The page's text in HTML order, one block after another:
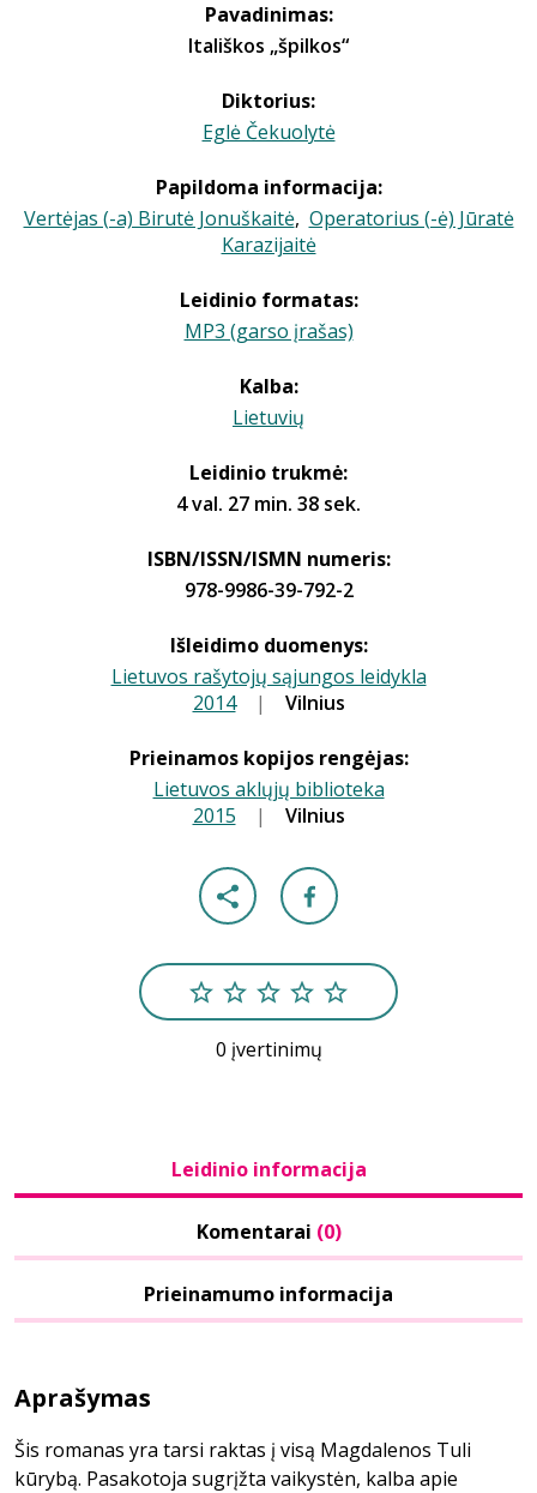
Pavadinimas:
Itališkos „špilkos“
Diktorius:
Eglė Čekuolytė
Papildoma informacija:
Vertėjas (-a) Birutė Jonuškaitė, Operatorius (-ė) Jūratė
Karazijaitė
Leidinio formatas:
MP3 (garso įrašas)
Kalba:
Lietuvių
Leidinio trukmė:
4 val. 27 min. 38 sek.
ISBN/ISSN/ISMN numeris:
978-9986-39-792-2
Išleidimo duomenys:
Lietuvos rašytojų sąjungos leidykla
2014 | Vilnius
Prieinamos kopijos rengėjas:
Lietuvos aklųjų biblioteka
2015 | Vilnius
0 įvertinimų
Leidinio informacija
Komentarai (0)
Prieinamumo informacija
Aprašymas
Šis romanas yra tarsi raktas į visą Magdalenos Tuli
kūrybą. Pasakotoja sugrįžta vaikystėn, kalba apie